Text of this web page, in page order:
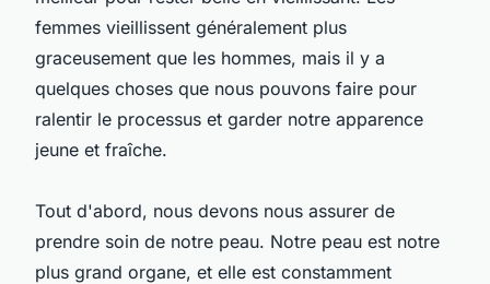
femmes vieillissent généralement plus
graceusement que les hommes, mais il y a
quelques choses que nous pouvons faire pour
ralentir le processus et garder notre apparence
jeune et fraîche.
Tout d'abord, nous devons nous assurer de
prendre soin de notre peau. Notre peau est notre
plus grand organe, et elle est constamment